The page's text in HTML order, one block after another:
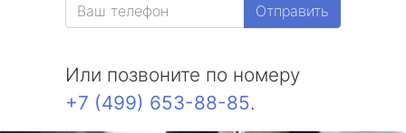
Отправить
Или позвоните по номеру
+7 (499) 653-88-85.